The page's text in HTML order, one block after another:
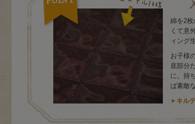
綿を2
くて意
ィング
お子様
底部分
に。持
ば素敵
キル